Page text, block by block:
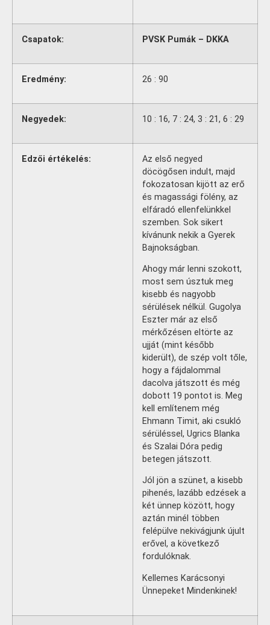
Csapatok: PVSK Pumák – DKKA
Eredmény: 26 : 90
Negyedek: 10 : 16, 7 : 24, 3 : 21, 6 : 29
Edzői értékelés:
Az első negyed
döcögősen indult, majd
fokozatosan kijött az erő
és magassági fölény, az
elfáradó ellenfelünkkel
szemben. Sok sikert
kívánunk nekik a Gyerek
Bajnokságban.
Ahogy már lenni szokott,
most sem úsztuk meg
kisebb és nagyobb
sérülések nélkül. Gugolya
Eszter már az első
mérkőzésen eltörte az
ujját (mint később
kiderült), de szép volt tőle,
hogy a fájdalommal
dacolva játszott és még
dobott 19 pontot is. Meg
kell említenem még
Ehmann Timit, aki csukló
sérüléssel, Ugrics Blanka
és Szalai Dóra pedig
betegen játszott.
Jól jön a szünet, a kisebb
pihenés, lazább edzések a
két ünnep között, hogy
aztán minél többen
felépülve nekivágjunk újult
erővel, a következő
fordulóknak.
Kellemes Karácsonyi
Ünnepeket Mindenkinek!